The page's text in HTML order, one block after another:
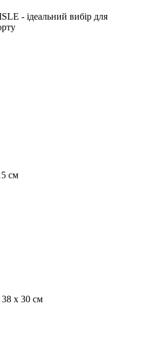
- ідеальний вибір для
см
38 х 30 см